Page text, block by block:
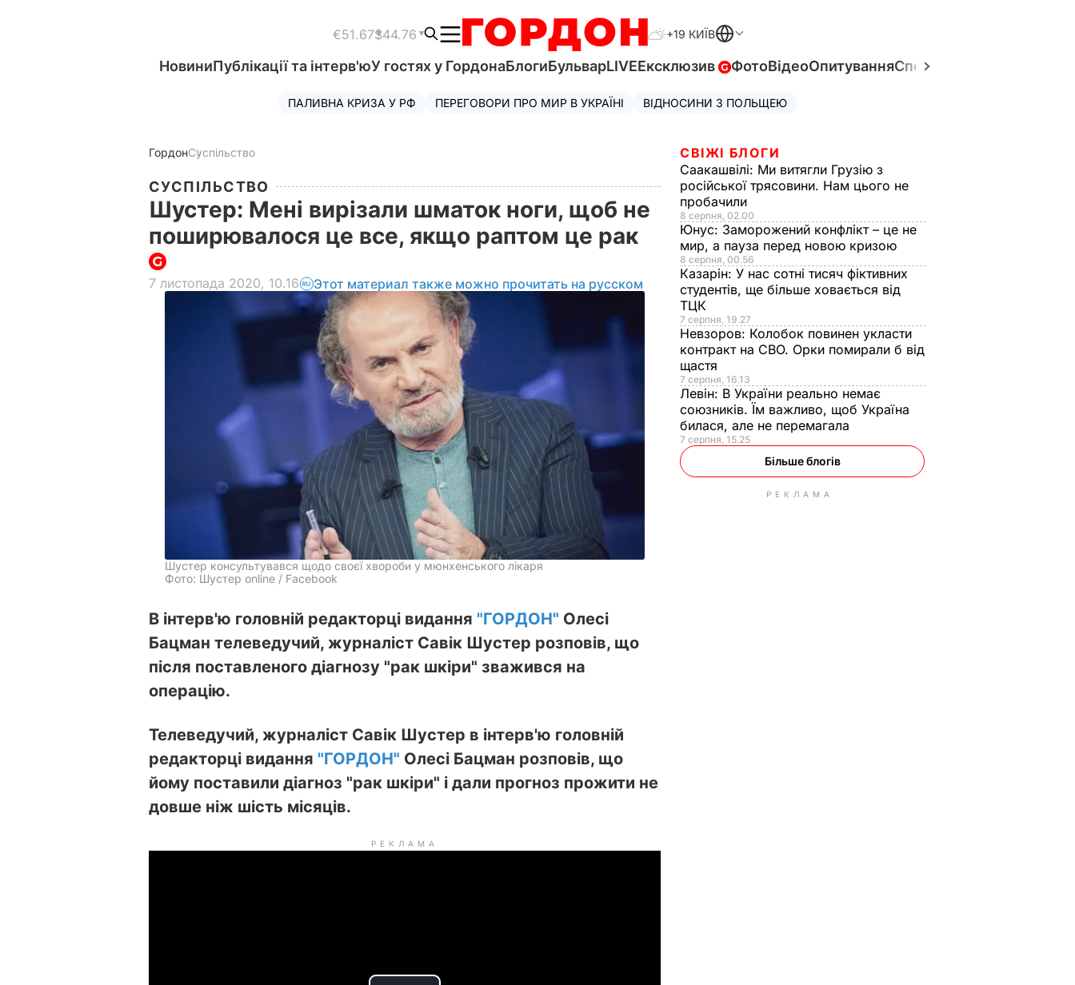
€51.67$44.76 +19 КИЇВ
НовиниПублікації та інтерв'юУ гостях у ГордонаБлогиБульварLIVEЕксклюзив ФотоВідеоОпитуванняСпецпроєкти
ПАЛИВНА КРИЗА У РФ ПЕРЕГОВОРИ ПРО МИР В УКРАЇНІ ВІДНОСИНИ З ПОЛЬЩЕЮ
ГордонСуспільство
СУСПІЛЬСТВО
Шустер: Мені вирізали шматок ноги, щоб не
поширювалося це все, якщо раптом це рак
7 листопада 2020, 10.16 Этот материал также можно прочитать на русском
Шустер консультувався щодо своєї хвороби у мюнхенського лікаря
Фото: Шустер online / Facebook
В інтерв'ю головній редакторці видання "ГОРДОН" Олесі
Бацман телеведучий, журналіст Савік Шустер розповів, що
після поставленого діагнозу "рак шкіри" зважився на
операцію.
Телеведучий, журналіст Савік Шустер в інтерв'ю головній
редакторці видання "ГОРДОН" Олесі Бацман розповів, що
йому поставили діагноз "рак шкіри" і дали прогноз прожити не
довше ніж шість місяців.
РЕКЛАМА
СВІЖІ БЛОГИ
Саакашвілі: Ми витягли Грузію з
російської трясовини. Нам цього не
пробачили
8 серпня, 02.00
Юнус: Заморожений конфлікт – це не
мир, а пауза перед новою кризою
8 серпня, 00.56
Казарін: У нас сотні тисяч фіктивних
студентів, ще більше ховається від
ТЦК
7 серпня, 19.27
Невзоров: Колобок повинен укласти
контракт на СВО. Орки помирали б від
щастя
7 серпня, 16.13
Левін: В України реально немає
союзників. Їм важливо, щоб Україна
билася, але не перемагала
7 серпня, 15.25
Більше блогів
РЕКЛАМА